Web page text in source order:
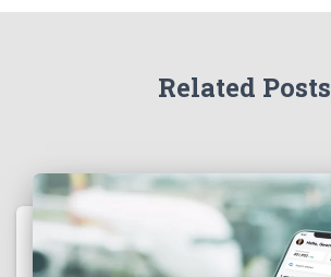
Related Posts